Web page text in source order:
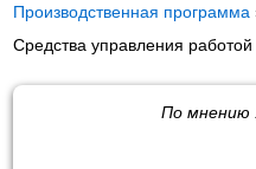
Производственная программа
Средства управления работой
По мнению